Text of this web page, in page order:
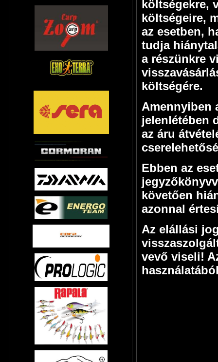
költségekre,
költségeire,
az esetben,
tudja
a részünkre
költségére.
Amennyiben
jelenlétében
az áru
Ebben az
követően
azonnal
Az elállási
vevő viseli!